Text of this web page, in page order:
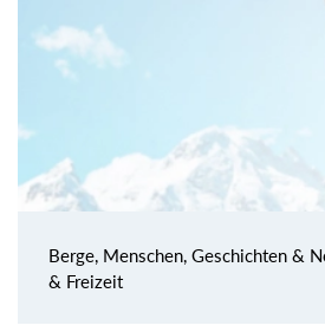
Berge, Menschen, Geschichten &
& Freizeit